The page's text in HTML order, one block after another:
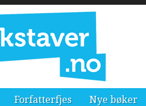
Forfatterfjes Nye bøker